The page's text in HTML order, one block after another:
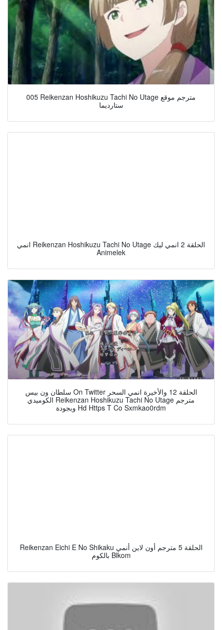
005 Reikenzan Hoshikuzu Tachi No Utage مترجم موقع
ستارديما
انمي Reikenzan Hoshikuzu Tachi No Utage الحلقة 2 انمي ليك
Animelek
سلطان ون بيس On Twitter الحلقة 12 والأخيرة انمي السحر
الكوميدي Reikenzan Hoshikuzu Tachi No Utage مترجم
وبجودة Hd Https T Co Sxmkao0rdm
Reikenzan Eichi E No Shikaku الحلقة 5 مترجم أون لاين أنمي
بالكوم Blkom